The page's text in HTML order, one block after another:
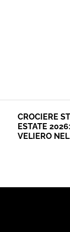
CROCIERE
ESTATE
VELIERO